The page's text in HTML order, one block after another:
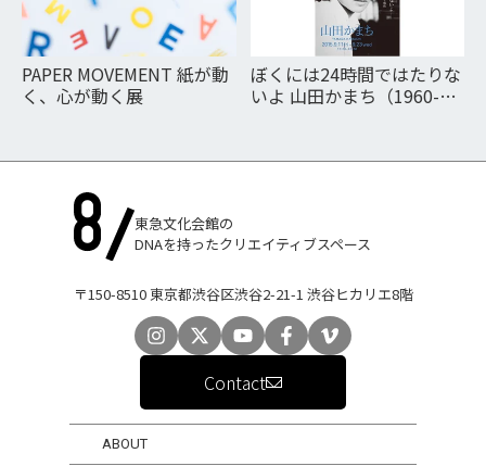
PAPER MOVEMENT 紙が動
く、心が動く展
ぼくには24時間ではたりな
いよ 山田かまち（1960-
ロモーション―
東急文化会館の
DNAを持ったクリエイティブスペース
〒150-8510 東京都渋谷区渋谷2-21-1 渋谷ヒカリエ8階
Contact
ABOUT